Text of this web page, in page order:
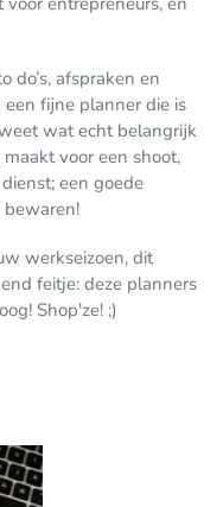
do’s, afspraken en
fijne planner die is
wat echt belangrijk
voor een shoot,
een goede
werkseizoen, dit
feitje: deze planners
Shop'ze! ;)